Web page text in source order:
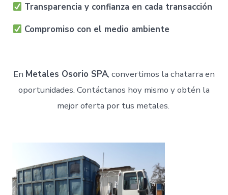
Transparencia y confianza en cada transacción
Compromiso con el medio ambiente
En Metales Osorio SPA, convertimos la chatarra en
oportunidades. Contáctanos hoy mismo y obtén la
mejor oferta por tus metales.